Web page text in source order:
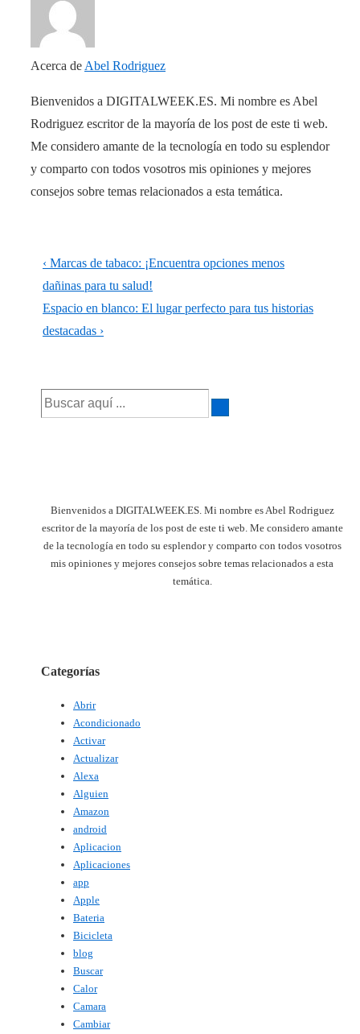
Acerca de Abel Rodriguez
Bienvenidos a DIGITALWEEK.ES. Mi nombre es Abel
Rodriguez escritor de la mayoría de los post de este ti web.
Me considero amante de la tecnología en todo su esplendor
y comparto con todos vosotros mis opiniones y mejores
consejos sobre temas relacionados a esta temática.
Navegación
de
entradas
La
entrada
anterior
es
‹ Marcas de tabaco: ¡Encuentra opciones menos
dañinas para tu salud!
La
entrada
Espacio en blanco: El lugar perfecto para tus historias
destacadas ›
Buscar
por:
Bienvenidos a DIGITALWEEK.ES. Mi nombre es Abel Rodriguez
escritor de la mayoría de los post de este ti web. Me considero amante
de la tecnología en todo su esplendor y comparto con todos vosotros
mis opiniones y mejores consejos sobre temas relacionados a esta
temática.
Categorías
Abrir
Acondicionado
Activar
Actualizar
Alexa
Alguien
Amazon
android
Aplicacion
Aplicaciones
app
Apple
Bateria
Bicicleta
blog
Buscar
Calor
Camara
Cambiar